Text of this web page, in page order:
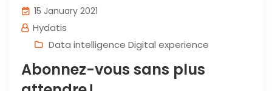
15 January 2021
Hydatis
Data intelligence Digital experience
Abonnez-vous sans plus